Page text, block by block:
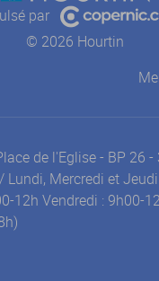
par
© 2026 Hourtin
de l'Eglise - BP 26 -
Lundi, Mercredi et
12h Vendredi : 9h00-